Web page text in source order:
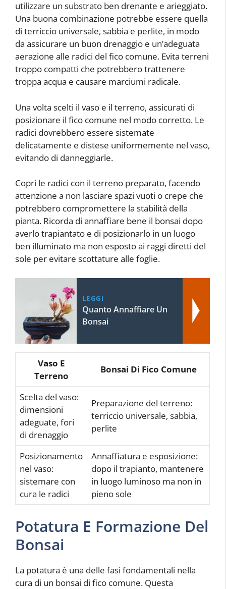
utilizzare un substrato ben drenante e arieggiato.
Una buona combinazione potrebbe essere quella
di terriccio universale, sabbia e perlite, in modo
da assicurare un buon drenaggio e un’adeguata
aerazione alle radici del fico comune. Evita terreni
troppo compatti che potrebbero trattenere
troppa acqua e causare marciumi radicale.
Una volta scelti il vaso e il terreno, assicurati di
posizionare il fico comune nel modo corretto. Le
radici dovrebbero essere sistemate
delicatamente e distese uniformemente nel vaso,
evitando di danneggiarle.
Copri le radici con il terreno preparato, facendo
attenzione a non lasciare spazi vuoti o crepe che
potrebbero compromettere la stabilità della
pianta. Ricorda di annaffiare bene il bonsai dopo
averlo trapiantato e di posizionarlo in un luogo
ben illuminato ma non esposto ai raggi diretti del
sole per evitare scottature alle foglie.
LEGGI
Quanto Annaffiare Un
Bonsai
Vaso E
Terreno
Bonsai Di Fico Comune
Scelta del vaso:
dimensioni
adeguate, fori
di drenaggio
Preparazione del terreno:
terriccio universale, sabbia,
perlite
Posizionamento
nel vaso:
sistemare con
cura le radici
Annaffiatura e esposizione:
dopo il trapianto, mantenere
in luogo luminoso ma non in
pieno sole
Potatura E Formazione Del
Bonsai
La potatura è una delle fasi fondamentali nella
cura di un bonsai di fico comune. Questa